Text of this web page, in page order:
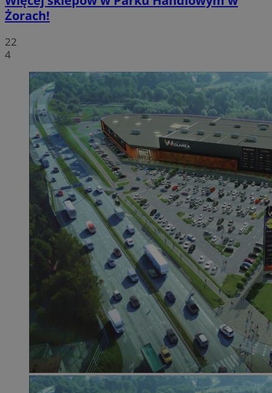
Żorach!
22
4